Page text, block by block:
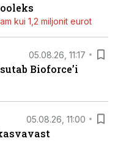
kui 1,2 miljonit eurot
05.08.26, 11:17
Bioforce’i
05.08.26, 11:00